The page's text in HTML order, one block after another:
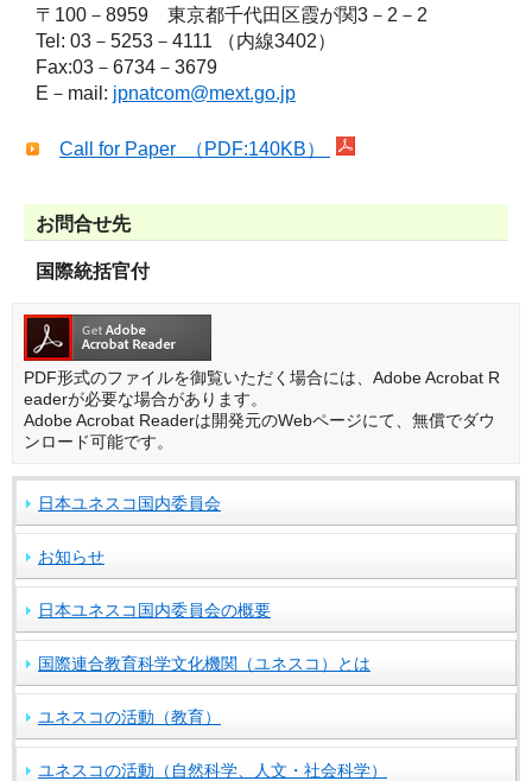
〒100－8959 東京都千代田区霞が関3－2－2
Tel: 03－5253－4111 （内線3402）
Fax:03－6734－3679
E－mail: jpnatcom@mext.go.jp
Call for Paper （PDF:140KB）
お問合せ先
国際統括官付
PDF形式のファイルを御覧いただく場合には、Adobe Acrobat R
eaderが必要な場合があります。
Adobe Acrobat Readerは開発元のWebページにて、無償でダウ
ンロード可能です。
日本ユネスコ国内委員会
お知らせ
日本ユネスコ国内委員会の概要
国際連合教育科学文化機関（ユネスコ）とは
ユネスコの活動（教育）
ユネスコの活動（自然科学、人文・社会科学）